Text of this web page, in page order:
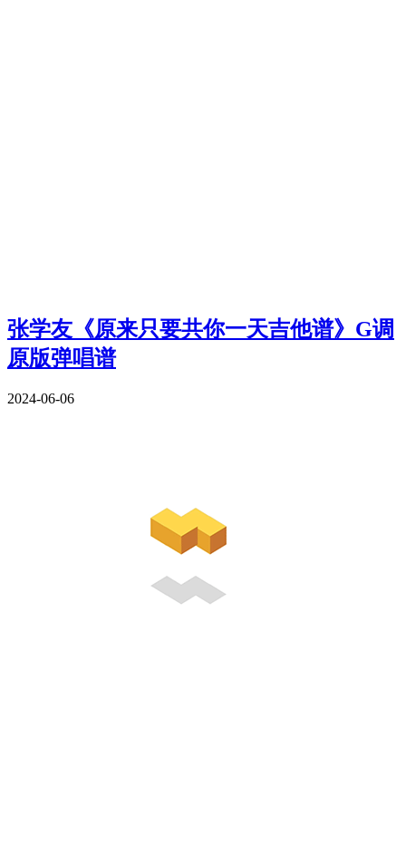
张学友《原来只要共你一天吉他谱》G调
原版弹唱谱
2024-06-06